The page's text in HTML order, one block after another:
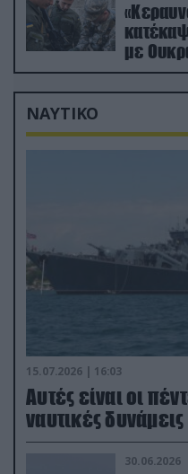
με
ΝΑΥΤΙΚΟ
15.07.2026 | 16:03
Aυτές είναι οι
ναυτικές
30.06.2026